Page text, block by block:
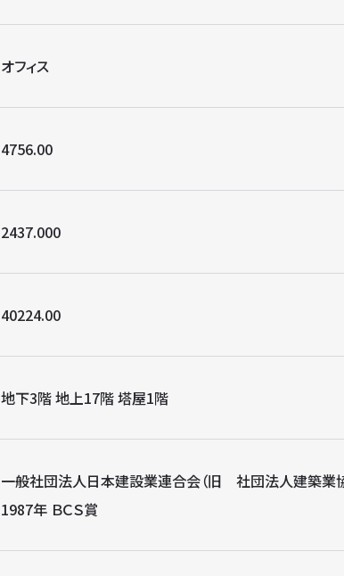
オフィス
4756.00
2437.000
40224.00
地下3階 地上17階 塔屋1階
一般社団法人日本建設業連合会（旧 社団法人建築業
1987年 ＢＣＳ賞